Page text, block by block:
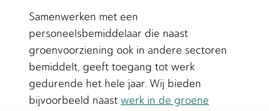
Samenwerken met een
personeelsbemiddelaar die naast
groenvoorziening ook in andere sectoren
bemiddelt, geeft toegang tot werk
gedurende het hele jaar. Wij bieden
bijvoorbeeld naast werk in de groene